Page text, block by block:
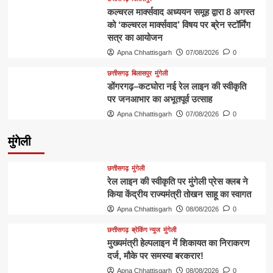
कल्चरल मार्क्सवाद अध्ययन समूह द्वारा 8 अगस्त
को ‘कल्चरल मार्क्सवाद’ विषय पर ब्रेन स्टॉर्मिंग
सत्र का आयोजन
Apna Chhattisgarh 07/08/2026 0
छत्तीसगढ़ बिलासपुर मुंगेली
डोंगरगढ़–कटघोरा नई रेल लाइन की स्वीकृति
पर जनआभार का अभूतपूर्व उत्साह
Apna Chhattisgarh 07/08/2026 0
मुंगेली
छत्तीसगढ़ मुंगेली
रेल लाइन की स्वीकृति पर मुंगेली प्रेस क्लब ने
किया केंद्रीय राज्यमंत्री तोखन साहू का स्वागत
Apna Chhattisgarh 08/08/2026 0
छत्तीसगढ़ ब्रेकिंग न्यूज मुंगेली
मुख्यमंत्री हेल्पलाइन में शिकायत का निराकरण
दर्ज, मौके पर समस्या बरकरार!
Apna Chhattisgarh 08/08/2026 0